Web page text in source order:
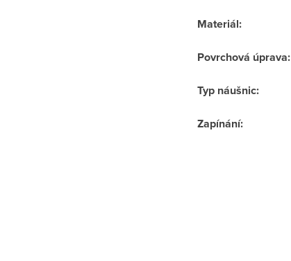
Materiál:
Povrchová úprava:
Typ náušnic:
Zapínání: